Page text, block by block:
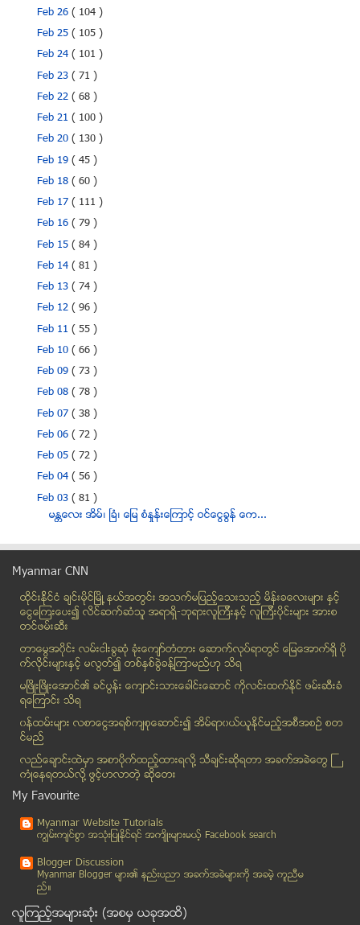
Feb 26( 104 )
Feb 25( 105 )
Feb 24( 101 )
Feb 23( 71 )
Feb 22( 68 )
Feb 21( 100 )
Feb 20( 130 )
Feb 19( 45 )
Feb 18( 60 )
Feb 17( 111 )
Feb 16( 79 )
Feb 15( 84 )
Feb 14( 81 )
Feb 13( 74 )
Feb 12( 96 )
Feb 11( 55 )
Feb 10( 66 )
Feb 09( 73 )
Feb 08( 78 )
Feb 07( 38 )
Feb 06( 72 )
Feb 05( 72 )
Feb 04( 56 )
Feb 03( 81 )
မႏၲေလး အိမ္၊ ၿခံ၊ ေျမ စံႏႈန္းေၾကာင့္ ဝင္ေငြခြန္ ေက...
မန္းရတနာပုံ ပုဂၢလိက ေလေၾကာင္းလိုင္း ပ်ံသန္း ေျပးဆြ...
ရာႏႈန္းျပည့္ ေအာင္ျမင္ျခင္း မရွိသည့္ ထိုင္းေ႐ြးေကာ...
အရြယ္တင္ ႏုပ်ဳိလိုသူတိုင္း ညဘက္လုပ္သင့္သည့္ အသားအေ...
ဆိုေတးပါဝင္သီဆုိသ႐ုပ္ေဆာင္ထားတဲ့ Hello Music Thing...
သနပ္ခါးဇာတ္ကားနဲ႔ ပတ္သက္ၿပီး ပရိသတ္ရဲ႕ ေဝဖန္မႈ ကုိ...
သေဘၤာေပၚတြင္ ဘိလပ္ေျမအိတ္မ်ားၿပိဳက်ပိမိ၍ အလုပ္သမား...
အမည္မသိ ခရီးသည္မွ ခၽြန္ထက္ေသာအရာျဖင့္ထိုးခဲ့၍ ဆိုင...
ဖုန္းေျပာေနသူထံမွ ဖုန္းကိုလုယူထြက္ေျပးသူအား ဖမ္းဆီ...
စစ္ေတြတြင္ ျပည္သူ ၃၀၀၀ ခန္႕က White card ကိုင္ေဆာင္...
၁၅၀၀ တန္ဖုန္းမ်ား စတင္အသံုးျပဳရန္ ရက္လြန္ခဲ့ပါက ျပ...
ထမင္းမခ်က္သည့္ ေယာက်္ားကို မိန္းမျဖစ္သူက ဓါးမျဖင့္...
ေယာက္်ားယူရမည္စုိး၍ ေသေၾကာင္းႀကံအဆိပ္ေသာက္
အုန္းဖ်န္ ဒုကၡသည္စခန္း မီးေလာင္
Myanmar CNN
ထိုင္းနို္င္ငံ ခ်င္းမိုင္ျမိဳ ့နယ္အတြင္း အသက္မျပည့္ေသးသည့္ မိန္းခေလးမ်ား နွင့္
ေငြေၾကးေပး၍ လိင္ဆက္ဆံသူ အရာရွိ-ဘုရားလူၾကီးနွင့္ လူၾကီးပိုင္းမ်ား အားစ
တင္ဖမ္းဆီး
တာေမြအ၀ိုင္း လမ္းငါးခြဆံု ခံုးေက်ာ္တံတား ေဆာက္လုပ္ရာတြင္ ေျမေအာက္ရွိ ပို
က္လိုင္းမ်ားႏွင့္ မလြတ္၍ တစ္ႏွစ္ခြဲခန္႔ၾကာမည္ဟု သိရ
မၿဖိဳးၿဖိဳးေအာင္၏ ခင္ပြန္း ေက်ာင္းသားေခါင္းေဆာင္ ကိုလင္းထက္ႏိုင္ ဖမ္းဆီးခံ
ရေၾကာင္း သိရ
၀န္ထမ္းမ်ား လစာေငြအရစ္က်စုေဆာင္း၍ အိမ္ရာ၀ယ္ယူႏုိင္မည့္အစီအစဥ္ စတ
င္မည္
လည္ေခ်ာင္းထဲမွာ အစာပိုက္ထည့္ထားရလုိ႔ သီခ်င္းဆုိရတာ အခက္အခဲေတြ ႀ
ကံဳေနရတယ္လို႔ ဖြင့္ဟလာတဲ့ ဆုိေတး
My Favourite
Myanmar Website Tutorials
ကၽြမ္းက်င္စြာ အသုံးျပဳႏုိင္ရင္ အက်ိဳးမ်ားမယ့္ Facebook search
Blogger Discussion
Myanmar Blogger မ်ား၏ နည္းပညာ အခက္အခဲမ်ားကုိ အခမဲ့ ကူညီမ
ည္။
လူၾကည့္အမ်ားဆုံး (အစမွ ယခုအထိ)